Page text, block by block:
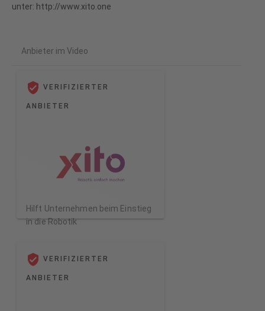
Anbieter im Video
VERIFIZIERTER
ANBIETER
Hilft Unternehmen beim Einstieg
in die Robotik
VERIFIZIERTER
ANBIETER